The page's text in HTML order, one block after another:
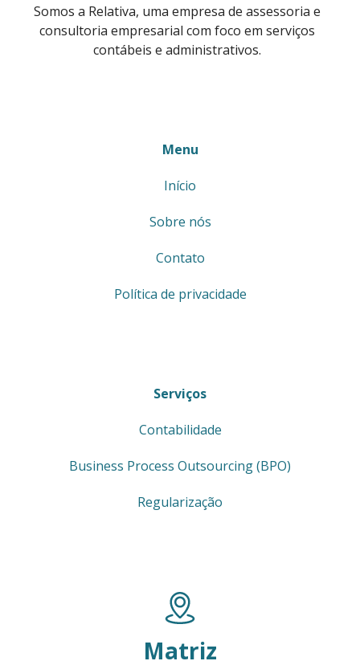
Somos a Relativa, uma empresa de assessoria e
consultoria empresarial com foco em serviços
contábeis e administrativos.
Menu
Início
Sobre nós
Contato
Política de privacidade
Serviços
Contabilidade
Business Process Outsourcing (BPO)
Regularização
Matriz